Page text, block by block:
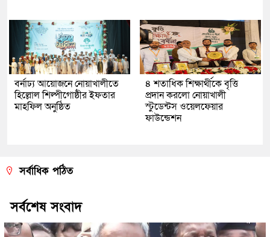
বর্নাঢ্য আয়োজনে নোয়াখালীতে
হিল্লোল শিল্পীগোষ্ঠীর ইফতার
মাহফিল অনুষ্ঠিত
৪ শতাধিক শিক্ষার্থীকে বৃত্তি
প্রদান করলো নোয়াখালী
স্টুডেন্টস ওয়েলফেয়ার
ফাউন্ডেশন
সর্বাধিক পঠিত
সর্বশেষ সংবাদ